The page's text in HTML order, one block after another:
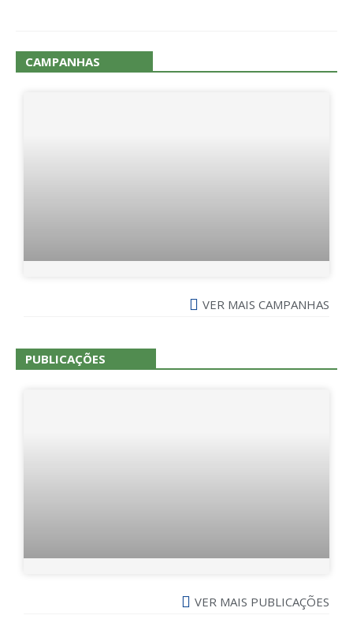
CAMPANHAS
VER MAIS CAMPANHAS
PUBLICAÇÕES
VER MAIS PUBLICAÇÕES